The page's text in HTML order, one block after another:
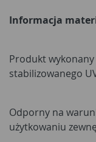
Informacja
Produkt
stabilizowanego
Odporny na
użytkowaniu